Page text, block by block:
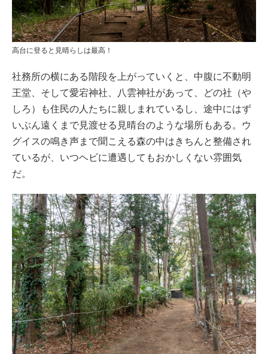
高台に登ると見晴らしは最高！
社務所の横にある階段を上がっていくと、中腹に不動明
王堂、そして愛宕神社、八雲神社があって、どの社（や
しろ）も住民の人たちに親しまれているし、途中にはず
いぶん遠くまで見渡せる見晴台のような場所もある。ウ
グイスの鳴き声まで聞こえる森の中はきちんと整備され
ているが、いつヘビに遭遇してもおかしくない雰囲気
だ。